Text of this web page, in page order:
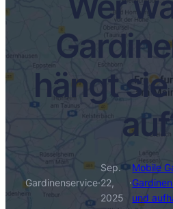
hängt
Gardinenservice·
Sep.
22,
2025
·
Mobile
und